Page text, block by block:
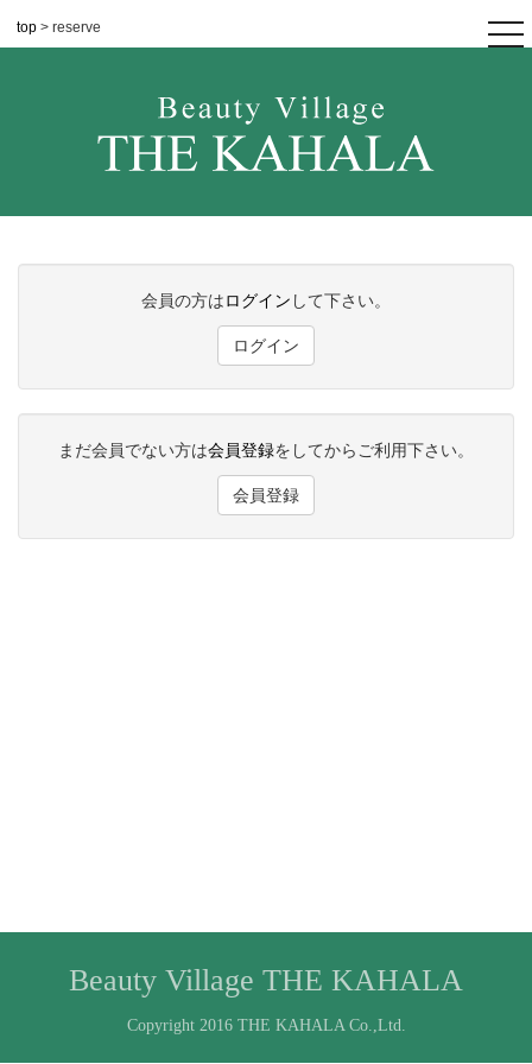
top > reserve
会員の方はログイン して下さい。
ログイン
まだ会員でない方は会員登録をしてからご利用下さい。
会員登録
Beauty Village THE KAHALA
Copyright 2016 THE KAHALA Co.,Ltd.